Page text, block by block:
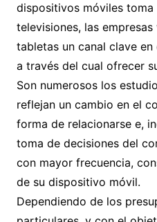
dispositivos móviles
televisiones, las
tabletas un canal clave
a través del cual ofrecer
Son numerosos los
reflejan un cambio en el
forma de relacionarse e,
toma de decisiones del
con mayor frecuencia,
de su dispositivo móvil.
Dependiendo de los